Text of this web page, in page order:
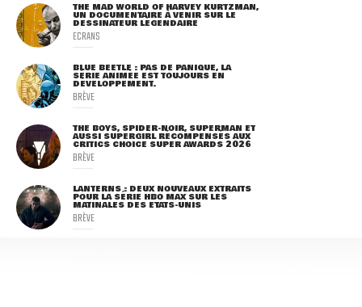
THE MAD WORLD OF HARVEY KURTZMAN,
UN DOCUMENTAIRE À VENIR SUR LE
DESSINATEUR LÉGENDAIRE
ECRANS
BLUE BEETLE : PAS DE PANIQUE, LA
SÉRIE ANIMÉE EST TOUJOURS EN
DÉVELOPPEMENT.
BRÈVE
THE BOYS, SPIDER-NOIR, SUPERMAN ET
AUSSI SUPERGIRL RÉCOMPENSÉS AUX
CRITICS CHOICE SUPER AWARDS 2026
BRÈVE
LANTERNS : DEUX NOUVEAUX EXTRAITS
POUR LA SÉRIE HBO MAX SUR LES
MATINALES DES ETATS-UNIS
BRÈVE